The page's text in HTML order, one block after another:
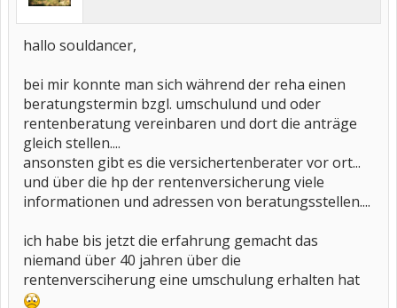
hallo souldancer,
bei mir konnte man sich während der reha einen
beratungstermin bzgl. umschulund und oder
rentenberatung vereinbaren und dort die anträge
gleich stellen....
ansonsten gibt es die versichertenberater vor ort...
und über die hp der rentenversicherung viele
informationen und adressen von beratungsstellen....
ich habe bis jetzt die erfahrung gemacht das
niemand über 40 jahren über die
rentenversciherung eine umschulung erhalten hat